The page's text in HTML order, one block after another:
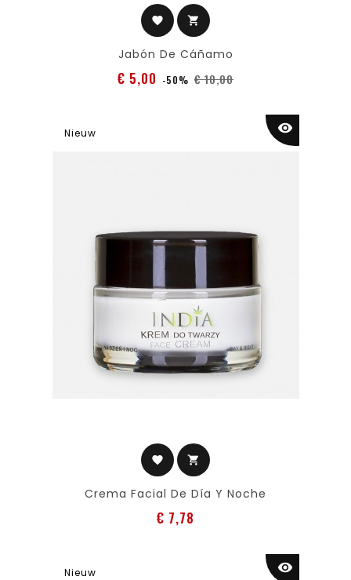
favorite shopping_cart
Jabón De Cáñamo
€ 5,00 Normale
-50% € 10,00Prijs
Nieuw
favorite shopping_cart
visibility
Crema Facial De Día Y Noche
€ 7,78
Nieuw visibility